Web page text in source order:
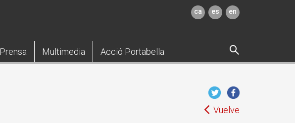
ca es en
Prensa Multimedia Acció Portabella
Vuelve